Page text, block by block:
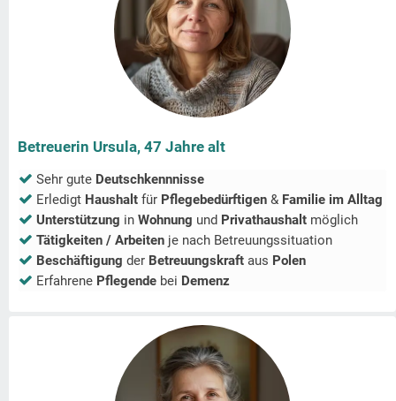
Betreuerin Ursula, 47 Jahre alt
Sehr gute Deutschkennnisse
Erledigt Haushalt für Pflegebedürftigen & Familie im Alltag
Unterstützung in Wohnung und Privathaushalt möglich
Tätigkeiten / Arbeiten je nach Betreuungssituation
Beschäftigung der Betreuungskraft aus Polen
Erfahrene Pflegende bei Demenz